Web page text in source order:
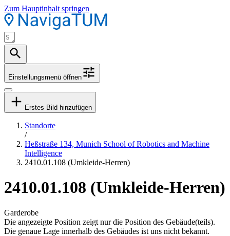
Zum Hauptinhalt springen
Einstellungsmenü öffnen
Erstes Bild hinzufügen
Standorte
/
Heßstraße 134, Munich School of Robotics and Machine
Intelligence
2410.01.108 (Umkleide-Herren)
2410.01.108 (Umkleide-Herren)
Garderobe
Die angezeigte Position zeigt nur die Position des Gebäude(teils).
Die genaue Lage innerhalb des Gebäudes ist uns nicht bekannt.